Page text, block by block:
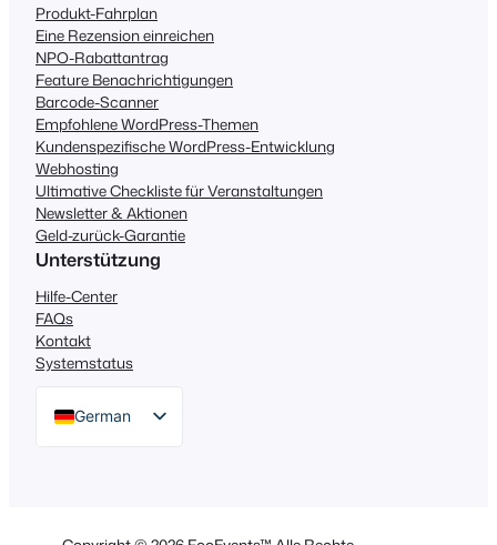
Produkt-Fahrplan
Eine Rezension einreichen
NPO-Rabattantrag
Feature Benachrichtigungen
Barcode-Scanner
Empfohlene WordPress-Themen
Kundenspezifische WordPress-Entwicklung
Webhosting
Ultimative Checkliste für Veranstaltungen
Newsletter & Aktionen
Geld-zurück-Garantie
Unterstützung
Hilfe-Center
FAQs
Kontakt
Systemstatus
German